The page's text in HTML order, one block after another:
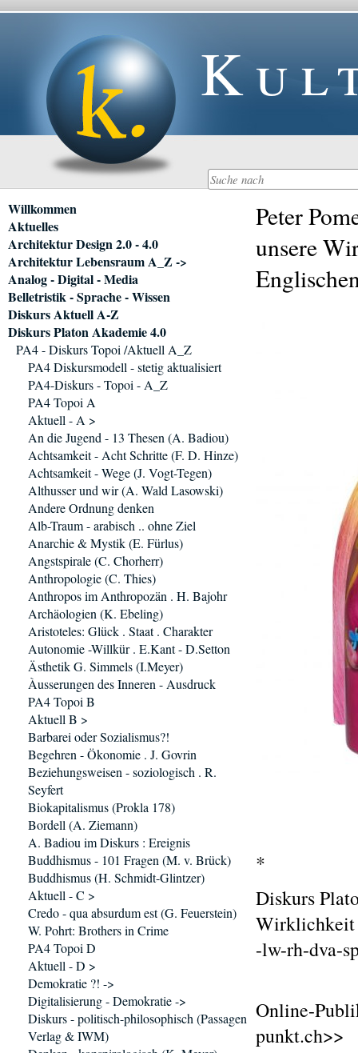
Peter
unsere
*
Diskurs
Wirklichkeit
-lw-rh-dva-
Online-
punkt.ch>>
Navigation
überspringen
Willkommen
Aktuelles
Architektur Design 2.0 - 4.0
Architektur Lebensraum A_Z ->
Analog - Digital - Media
Belletristik - Sprache - Wissen
Diskurs Aktuell A-Z
Diskurs Platon Akademie 4.0
PA4 - Diskurs Topoi /Aktuell A_Z
PA4 Diskursmodell - stetig aktualisiert
PA4-Diskurs - Topoi - A_Z
PA4 Topoi A
Aktuell - A >
An die Jugend - 13 Thesen (A. Badiou)
Achtsamkeit - Acht Schritte (F. D. Hinze)
Achtsamkeit - Wege (J. Vogt-Tegen)
Althusser und wir (A. Wald Lasowski)
Andere Ordnung denken
Alb-Traum - arabisch .. ohne Ziel
Anarchie & Mystik (E. Fürlus)
Angstspirale (C. Chorherr)
Anthropologie (C. Thies)
Anthropos im Anthropozän . H. Bajohr
Archäologien (K. Ebeling)
Aristoteles: Glück . Staat . Charakter
Autonomie -Willkür . E.Kant - D.Setton
Ästhetik G. Simmels (I.Meyer)
Àusserungen des Inneren - Ausdruck
PA4 Topoi B
Aktuell B >
Barbarei oder Sozialismus?!
Begehren - Ökonomie . J. Govrin
Beziehungsweisen - soziologisch . R.
Seyfert
Biokapitalismus (Prokla 178)
Bordell (A. Ziemann)
A. Badiou im Diskurs : Ereignis
Buddhismus - 101 Fragen (M. v. Brück)
Buddhismus (H. Schmidt-Glintzer)
Aktuell - C >
Credo - qua absurdum est (G. Feuerstein)
W. Pohrt: Brothers in Crime
PA4 Topoi D
Aktuell - D >
Demokratie ?! ->
Digitalisierung - Demokratie ->
Diskurs - politisch-philosophisch (Passagen
Verlag & IWM)